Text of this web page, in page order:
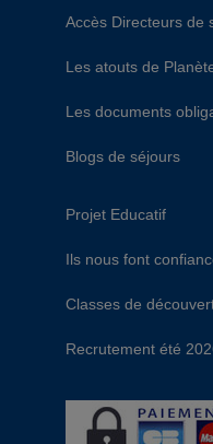
Accès Directeurs de
Les atouts de
Les documents
Blogs de séjours
Projet Educatif
Ils nous font
Classes de
Recrutement été